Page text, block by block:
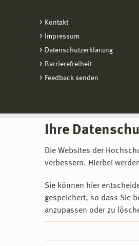
Ihre
Die Websites der
verbessern. Hierbei
Sie können hier
gespeichert, so dass Sie
anzupassen oder zu
Kontakt
Impressum
Datenschutzerklärung
Barrierefreiheit
Feedback senden